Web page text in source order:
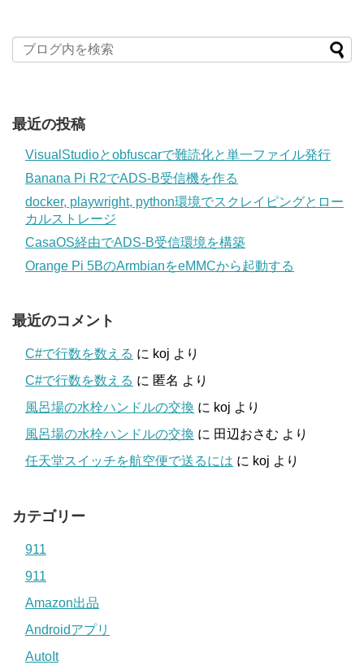
最近の投稿
VisualStudioとobfuscarで難読化と単一ファイル発行
Banana Pi R2でADS-B受信機を作る
docker, playwright, python環境でスクレイピングとロー
カルストレージ
CasaOS経由でADS-B受信環境を構築
Orange Pi 5BのArmbianをeMMCから起動する
最近のコメント
C#で行数を数える に koj より
C#で行数を数える に 匿名 より
風呂場の水栓ハンドルの交換 に koj より
風呂場の水栓ハンドルの交換 に 田辺おさむ より
任天堂スイッチを航空便で送るには に koj より
カテゴリー
911
911
Amazon出品
Androidアプリ
AutoIt